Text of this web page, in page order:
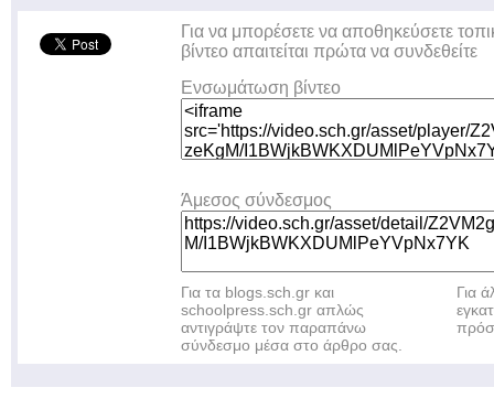
Για να μπορέσετε να αποθηκεύσετε
βίντεο απαιτείται πρώτα να συνδεθείτε
Ενσωμάτωση βίντεο
Άμεσος σύνδεσμος
Για τα blogs.sch.gr και
schoolpress.sch.gr απλώς
αντιγράψτε τον παραπάνω
σύνδεσμο μέσα στο άρθρο σας.
Για